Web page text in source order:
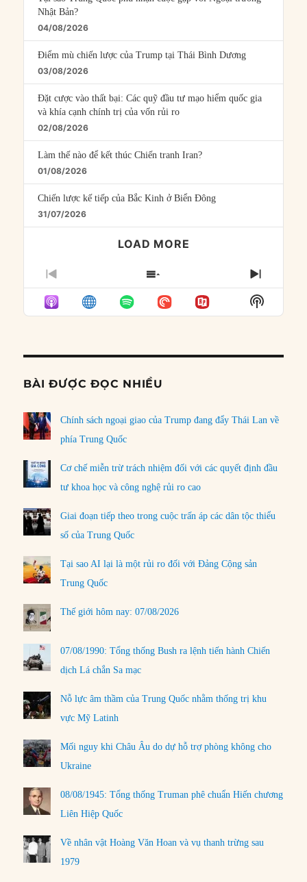
Nhật Bản?
04/08/2026
Điểm mù chiến lược của Trump tại Thái Bình Dương
03/08/2026
Đặt cược vào thất bại: Các quỹ đầu tư mạo hiểm quốc gia
và khía cạnh chính trị của vốn rủi ro
02/08/2026
Làm thế nào để kết thúc Chiến tranh Iran?
01/08/2026
Chiến lược kế tiếp của Bắc Kinh ở Biển Đông
31/07/2026
LOAD MORE
PREVIOUS
EPISODE
SHOW
EPISODES
LIST
NEXT
Show
Podcast
BÀI ĐƯỢC ĐỌC NHIỀU
Chính sách ngoại giao của Trump đang đẩy Thái Lan về
phía Trung Quốc
Cơ chế miễn trừ trách nhiệm đối với các quyết định đầu
tư khoa học và công nghệ rủi ro cao
Giai đoạn tiếp theo trong cuộc trấn áp các dân tộc thiểu
số của Trung Quốc
Tại sao AI lại là một rủi ro đối với Đảng Cộng sản
Trung Quốc
Thế giới hôm nay: 07/08/2026
07/08/1990: Tổng thống Bush ra lệnh tiến hành Chiến
dịch Lá chắn Sa mạc
Nỗ lực âm thầm của Trung Quốc nhằm thống trị khu
vực Mỹ Latinh
Mối nguy khi Châu Âu do dự hỗ trợ phòng không cho
Ukraine
08/08/1945: Tổng thống Truman phê chuẩn Hiến chương
Liên Hiệp Quốc
Về nhân vật Hoàng Văn Hoan và vụ thanh trừng sau
1979